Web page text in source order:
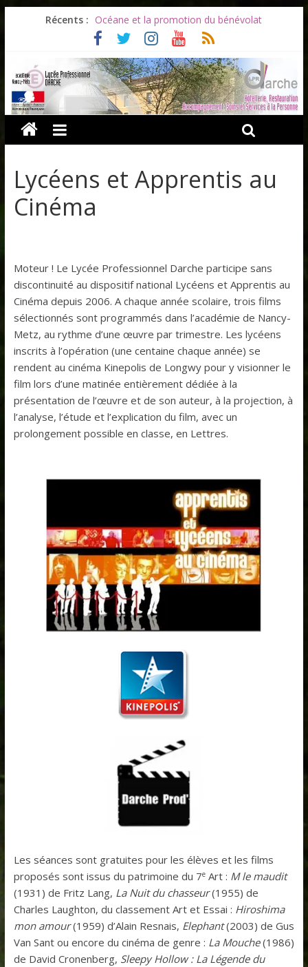
Récents : Océane et la promotion du bénévolat
Bonnes vacances à tous !
Infos rentrée septembre 2026
Soirée d’adieux au Lycée Darche
Les ULiS en haut du podium
Lycéens et Apprentis au
Cinéma
Moteur ! Le Lycée Professionnel Darche participe sans
discontinuité au dispositif national Lycéens et Apprentis au
Cinéma depuis 2006. A chaque année scolaire, trois films
sélectionnés sont programmés dans l’académie de Nancy-
Metz, au rythme d’une œuvre par trimestre. Les lycéens
inscrits à l’opération (une centaine chaque année) se
rendent au cinéma Kinepolis de Longwy pour y visionner le
film lors d’une matinée entièrement dédiée à la
présentation de l’œuvre et de son auteur, à la projection, à
l’analyse, l’étude et l’explication du film, avec un
prolongement possible en classe, en Lettres.
Les séances sont gratuites pour les élèves et les films
proposés sont issus du patrimoine du 7eArt : M le maudit
(1931) de Fritz Lang, La Nuit du chasseur(1955) de
Charles Laughton, du classement Art et Essai : Hiroshima
mon amour(1959) d’Alain Resnais, Elephant(2003) de Gus
Van Sant ou encore du cinéma de genre : La Mouche(1986)
de David Cronenberg, Sleepy Hollow : La Légende du